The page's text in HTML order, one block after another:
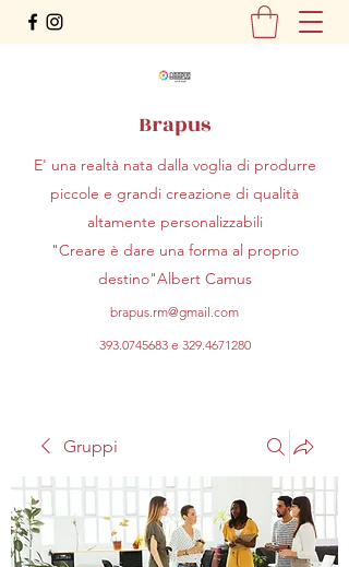
Brapus
E' una realtà nata dalla voglia di produrre
piccole e grandi creazione di qualità
altamente personalizzabili
"Creare è dare una forma al proprio
destino"Albert Camus
brapus.rm@gmail.com
393.0745683e 329.4671280
Gruppi